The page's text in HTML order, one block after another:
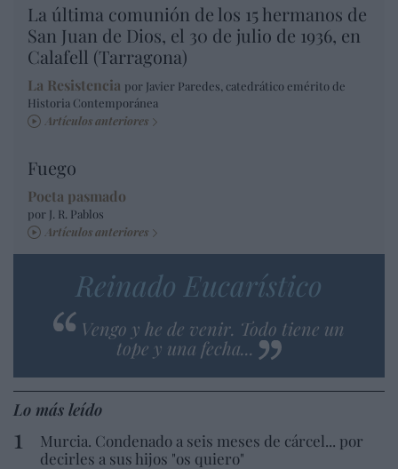
La última comunión de los 15 hermanos de
San Juan de Dios, el 30 de julio de 1936, en
Calafell (Tarragona)
La Resistencia por Javier Paredes, catedrático emérito de
Historia Contemporánea
Artículos anteriores
Fuego
Poeta pasmado
por J. R. Pablos
Artículos anteriores
Reinado Eucarístico
Vengo y he de venir. Todo tiene un
tope y una fecha...
Lo más leído
Murcia. Condenado a seis meses de cárcel... por
decirles a sus hijos "os quiero"